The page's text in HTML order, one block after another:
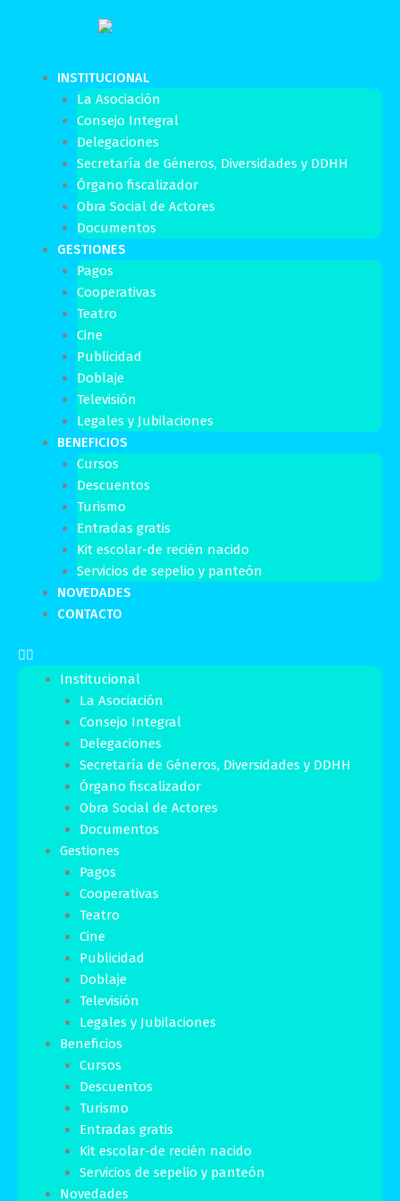
INSTITUCIONAL
La Asociación
Consejo Integral
Delegaciones
Secretaría de Géneros, Diversidades y DDHH
Órgano fiscalizador
Obra Social de Actores
Documentos
GESTIONES
Pagos
Cooperativas
Teatro
Cine
Publicidad
Doblaje
Televisión
Legales y Jubilaciones
BENEFICIOS
Cursos
Descuentos
Turismo
Entradas gratis
Kit escolar-de recién nacido
Servicios de sepelio y panteón
NOVEDADES
CONTACTO
Institucional
La Asociación
Consejo Integral
Delegaciones
Secretaría de Géneros, Diversidades y DDHH
Órgano fiscalizador
Obra Social de Actores
Documentos
Gestiones
Pagos
Cooperativas
Teatro
Cine
Publicidad
Doblaje
Televisión
Legales y Jubilaciones
Beneficios
Cursos
Descuentos
Turismo
Entradas gratis
Kit escolar-de recién nacido
Servicios de sepelio y panteón
Novedades